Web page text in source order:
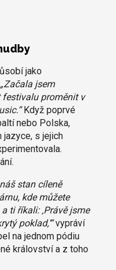
jako
„Začala jsem
proměnit v
Když poprvé
nebo Polska,
s jejich
stan cíleně
kde můžete
ti říkali: ‚Právě jsme
poklad,‘“vypráví
na jednom pódiu
království a z toho